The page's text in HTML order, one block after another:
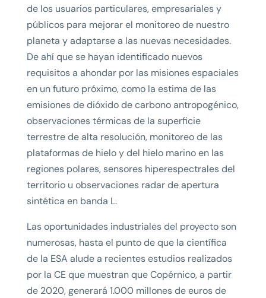
de los usuarios particulares, empresariales y
públicos para mejorar el monitoreo de nuestro
planeta y adaptarse a las nuevas necesidades.
De ahí que se hayan identificado nuevos
requisitos a ahondar por las misiones espaciales
en un futuro próximo, como la estima de las
emisiones de dióxido de carbono antropogénico,
observaciones térmicas de la superficie
terrestre de alta resolución, monitoreo de las
plataformas de hielo y del hielo marino en las
regiones polares, sensores hiperespectrales del
territorio u observaciones radar de apertura
sintética en banda L.
Las oportunidades industriales del proyecto son
numerosas, hasta el punto de que la científica
de la ESA alude a recientes estudios realizados
por la CE que muestran que Copérnico, a partir
de 2020, generará 1.000 millones de euros de